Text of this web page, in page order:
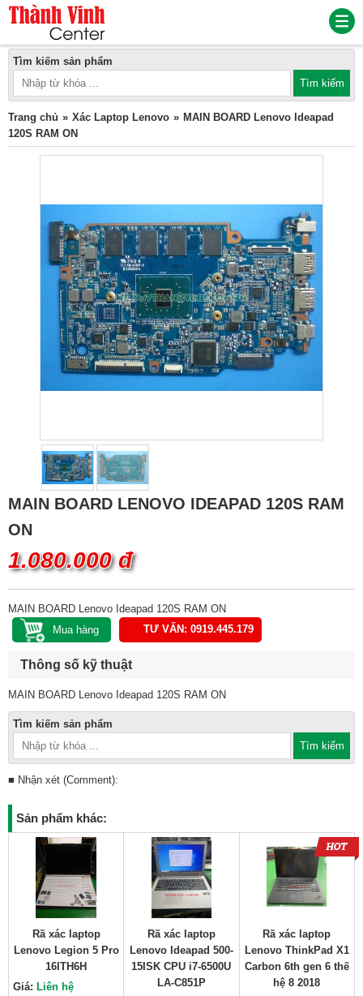
Tìm kiếm sản phẩm
Trang chủ Xác Laptop Lenovo
MAIN BOARD Lenovo Ideapad
120S RAM ON
MAIN BOARD LENOVO IDEAPAD 120S RAM
ON
1.080.000 đ
MAIN BOARD Lenovo Ideapad 120S RAM ON
TƯ VẤN: 0919.445.179
Thông số kỹ thuật
MAIN BOARD Lenovo Ideapad 120S RAM ON
Tìm kiếm sản phẩm
■ Nhận xét (Comment):
Sản phẩm khác:
Rã xác laptop
Lenovo Legion 5 Pro
16ITH6H
Giá: Liên hệ
Rã xác laptop
Lenovo Ideapad 500-
15ISK CPU i7-6500U
LA-C851P
Rã xác laptop
Lenovo ThinkPad X1
Carbon 6th gen 6 thế
hệ 8 2018